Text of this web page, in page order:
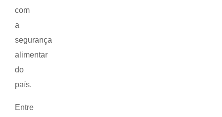
com
a
segurança
alimentar
do
país.
Entre